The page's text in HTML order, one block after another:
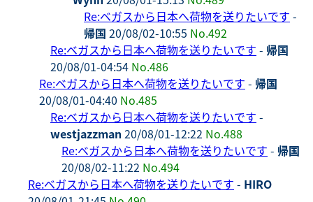
Re:ベガスから日本へ荷物を送りたいです -
帰国 20/08/02-10:55 No.492
Re:ベガスから日本へ荷物を送りたいです - 帰国
20/08/01-04:54 No.486
Re:ベガスから日本へ荷物を送りたいです - 帰国
20/08/01-04:40 No.485
Re:ベガスから日本へ荷物を送りたいです -
westjazzman 20/08/01-12:22 No.488
Re:ベガスから日本へ荷物を送りたいです - 帰国
20/08/02-11:22 No.494
Re:ベガスから日本へ荷物を送りたいです - HIRO